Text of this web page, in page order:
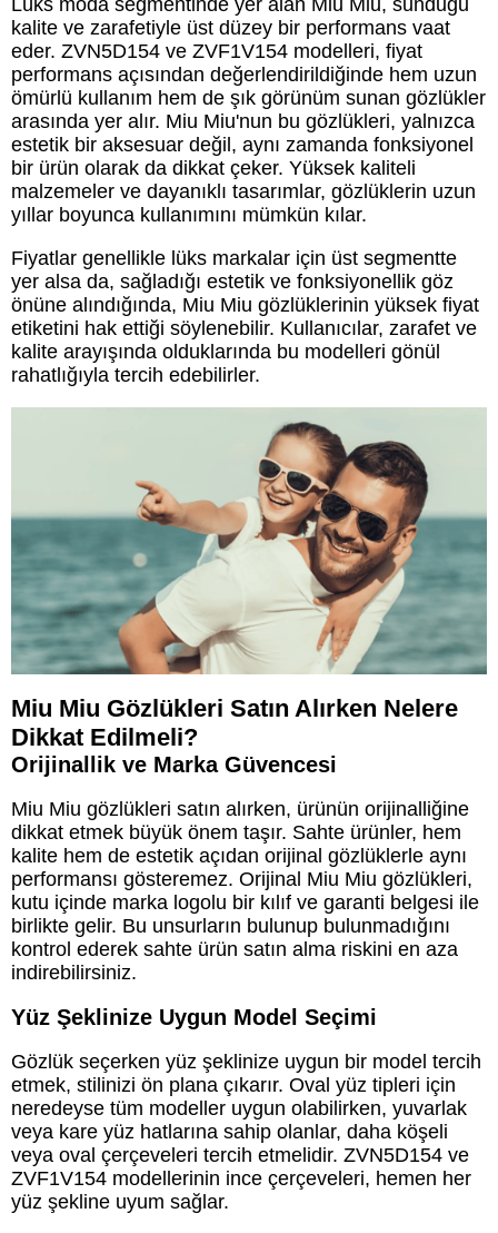
kalite ve zarafetiyle üst düzey bir performans vaat
eder. ZVN5D154 ve ZVF1V154 modelleri, fiyat
performans açısından değerlendirildiğinde hem uzun
ömürlü kullanım hem de şık görünüm sunan gözlükler
arasında yer alır. Miu Miu'nun bu gözlükleri, yalnızca
estetik bir aksesuar değil, aynı zamanda fonksiyonel
bir ürün olarak da dikkat çeker. Yüksek kaliteli
malzemeler ve dayanıklı tasarımlar, gözlüklerin uzun
yıllar boyunca kullanımını mümkün kılar.
Fiyatlar genellikle lüks markalar için üst segmentte
yer alsa da, sağladığı estetik ve fonksiyonellik göz
önüne alındığında, Miu Miu gözlüklerinin yüksek fiyat
etiketini hak ettiği söylenebilir. Kullanıcılar, zarafet ve
kalite arayışında olduklarında bu modelleri gönül
rahatlığıyla tercih edebilirler.
Miu Miu Gözlükleri Satın Alırken Nelere
Dikkat Edilmeli?
Orijinallik ve Marka Güvencesi
Miu Miu gözlükleri satın alırken, ürünün orijinalliğine
dikkat etmek büyük önem taşır. Sahte ürünler, hem
kalite hem de estetik açıdan orijinal gözlüklerle aynı
performansı gösteremez. Orijinal Miu Miu gözlükleri,
kutu içinde marka logolu bir kılıf ve garanti belgesi ile
birlikte gelir. Bu unsurların bulunup bulunmadığını
kontrol ederek sahte ürün satın alma riskini en aza
indirebilirsiniz.
Yüz Şeklinize Uygun Model Seçimi
Gözlük seçerken yüz şeklinize uygun bir model tercih
etmek, stilinizi ön plana çıkarır. Oval yüz tipleri için
neredeyse tüm modeller uygun olabilirken, yuvarlak
veya kare yüz hatlarına sahip olanlar, daha köşeli
veya oval çerçeveleri tercih etmelidir. ZVN5D154 ve
ZVF1V154 modellerinin ince çerçeveleri, hemen her
yüz şekline uyum sağlar.